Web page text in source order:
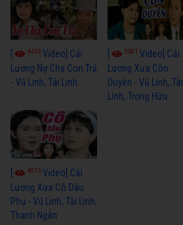
4433 Video] Cải
Lương Nợ Cha Con Trả
- Vũ Linh, Tài Linh
3601Video] Cải
Lương Xưa Còn
Duyên - Vũ Linh, Tài
Linh, Trọng Hữu
[ 4016Video] Cải
Lương Xưa Cô Dâu
Phụ - Vũ Linh, Tài Linh,
Thanh Ngân